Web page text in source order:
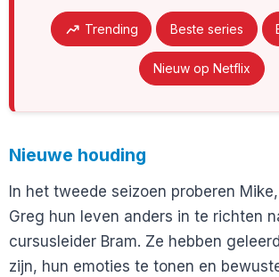
Trending Beste series
Nieuw op Netflix
Nieuwe houding
In het tweede seizoen proberen
Greg hun leven anders in te richten
cursusleider Bram. Ze hebben
zijn, hun emoties te tonen en